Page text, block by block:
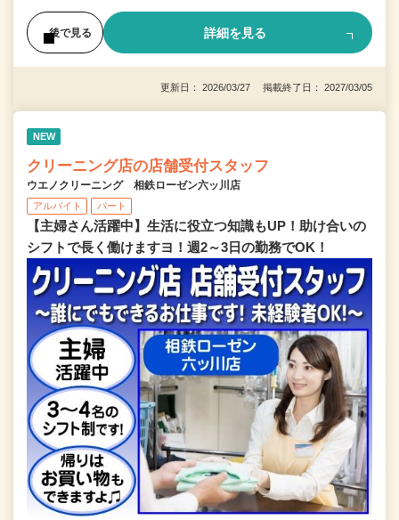
後で見る 詳細を見る
更新日： 2026/03/27 掲載終了日： 2027/03/05
NEW
クリーニング店の店舗受付スタッフ
ウエノクリーニング 相鉄ローゼン六ッ川店
アルバイト パート
【主婦さん活躍中】生活に役立つ知識もUP！助け合いの
シフトで長く働けますヨ！週2～3日の勤務でOK！